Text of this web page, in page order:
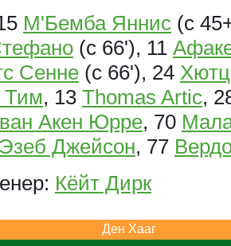
М'Бемба Яннис (с
(с 66'), 11
Сенне (с 66'), 24
Тим, 13 Thomas Artic,
ван Акен Юрре, 70
Эзеб Джейсон, 77
Кёйт Дирк
Ден Хааг